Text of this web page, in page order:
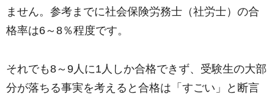
ません。参考までに社会保険労務士（社労士）の合
格率は6～8％程度です。
それでも8～9人に1人しか合格できず、受験生の大部
分が落ちる事実を考えると合格は「すごい」と断言